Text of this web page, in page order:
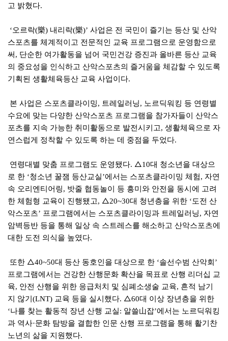
고 밝혔다.
‘오르락(樂) 내리락(樂)’ 사업은 전 국민이 즐기는 등산 및 산악
스포츠를 체계적이고 전문적인 교육 프로그램으로 운영함으로
써, 단순한 여가활동을 넘어 국민건강 증진과 올바른 등산 교육
의 중요성을 인식하고 산악스포츠의 즐거움을 체감할 수 있도록
기획된 생활체육등산 교육 사업이다.
본 사업은 스포츠클라이밍, 트레일러닝, 노르딕워킹 등 연령별
수요에 맞는 다양한 산악스포츠 프로그램을 참가자들이 산악스
포츠를 지속 가능한 취미활동으로 발전시키고, 생활체육으로 자
연스럽게 정착할 수 있도록 하는 데 중점을 두었다.
연령대별 맞춤 프로그램도 운영됐다. △10대 청소년을 대상으
로 한 ‘청소년 꿀잼 등산교실’에서는 스포츠클라이밍 체험, 자연
속 오리엔티어링, 밧줄 협동놀이 등 흥미와 안전을 동시에 고려
한 체험형 교육이 진행됐고, △20~30대 청년층을 위한 ‘도전 산
악스포츠’ 프로그램에서는 스포츠클라이밍과 트레일러닝, 자연
암벽등반 등을 통해 일상 속 스트레스를 해소하고 산악스포츠에
대한 도전 의식을 높였다.
또한 △40~50대 등산 동호인을 대상으로 한 ‘솔선수범 산악회’
프로그램에서는 건강한 산행문화 확산을 목표로 산행 리더십 교
육, 안전 산행을 위한 응급처치 및 심폐소생술 교육, 흔적 남기
지 않기(LNT) 교육 등을 실시했다. △60대 이상 장년층을 위한
‘나를 찾는 활동적 장년 산행 교실: 알쓸山잡’에서는 노르딕워킹
과 역사·문화 탐방을 결합한 인문 산행 프로그램을 통해 활기찬
노년의 삶을 지원했다.